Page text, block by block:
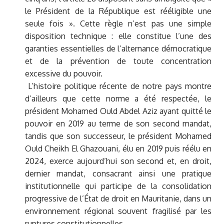
le Président de la République est rééligible une
seule fois ». Cette règle n’est pas une simple
disposition technique : elle constitue l’une des
garanties essentielles de l’alternance démocratique
et de la prévention de toute concentration
excessive du pouvoir.
L’histoire politique récente de notre pays montre
d’ailleurs que cette norme a été respectée, le
président Mohamed Ould Abdel Aziz ayant quitté le
pouvoir en 2019 au terme de son second mandat,
tandis que son successeur, le président Mohamed
Ould Cheikh El Ghazouani, élu en 2019 puis réélu en
2024, exerce aujourd’hui son second et, en droit,
dernier mandat, consacrant ainsi une pratique
institutionnelle qui participe de la consolidation
progressive de l’État de droit en Mauritanie, dans un
environnement régional souvent fragilisé par les